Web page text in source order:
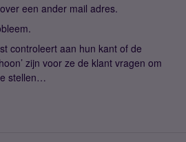
een ander mail adres.
controleert aan hun kant of de
zijn voor ze de klant vragen om
stellen…